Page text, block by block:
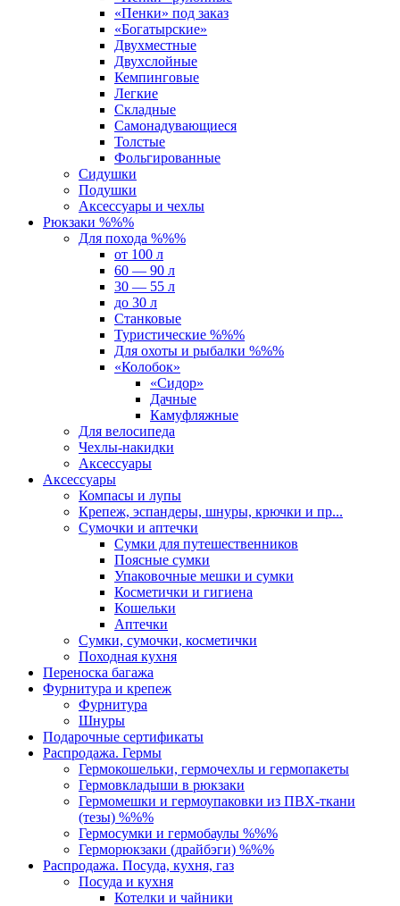
«Пенки» под заказ
«Богатырские»
Двухместные
Двухслойные
Кемпинговые
Легкие
Складные
Самонадувающиеся
Толстые
Фольгированные
Сидушки
Подушки
Аксессуары и чехлы
Рюкзаки %%%
Для похода %%%
от 100 л
60 — 90 л
30 — 55 л
до 30 л
Станковые
Туристические %%%
Для охоты и рыбалки %%%
«Колобок»
«Сидор»
Дачные
Камуфляжные
Для велосипеда
Чехлы-накидки
Аксессуары
Аксессуары
Компасы и лупы
Крепеж, эспандеры, шнуры, крючки и пр...
Сумочки и аптечки
Сумки для путешественников
Поясные сумки
Упаковочные мешки и сумки
Косметички и гигиена
Кошельки
Аптечки
Сумки, сумочки, косметички
Походная кухня
Переноска багажа
Фурнитура и крепеж
Фурнитура
Шнуры
Подарочные сертификаты
Распродажа. Гермы
Гермокошельки, гермочехлы и гермопакеты
Гермовкладыши в рюкзаки
Гермомешки и гермоупаковки из ПВХ-ткани
(тезы) %%%
Гермосумки и гермобаулы %%%
Герморюкзаки (драйбэги) %%%
Распродажа. Посуда, кухня, газ
Посуда и кухня
Котелки и чайники